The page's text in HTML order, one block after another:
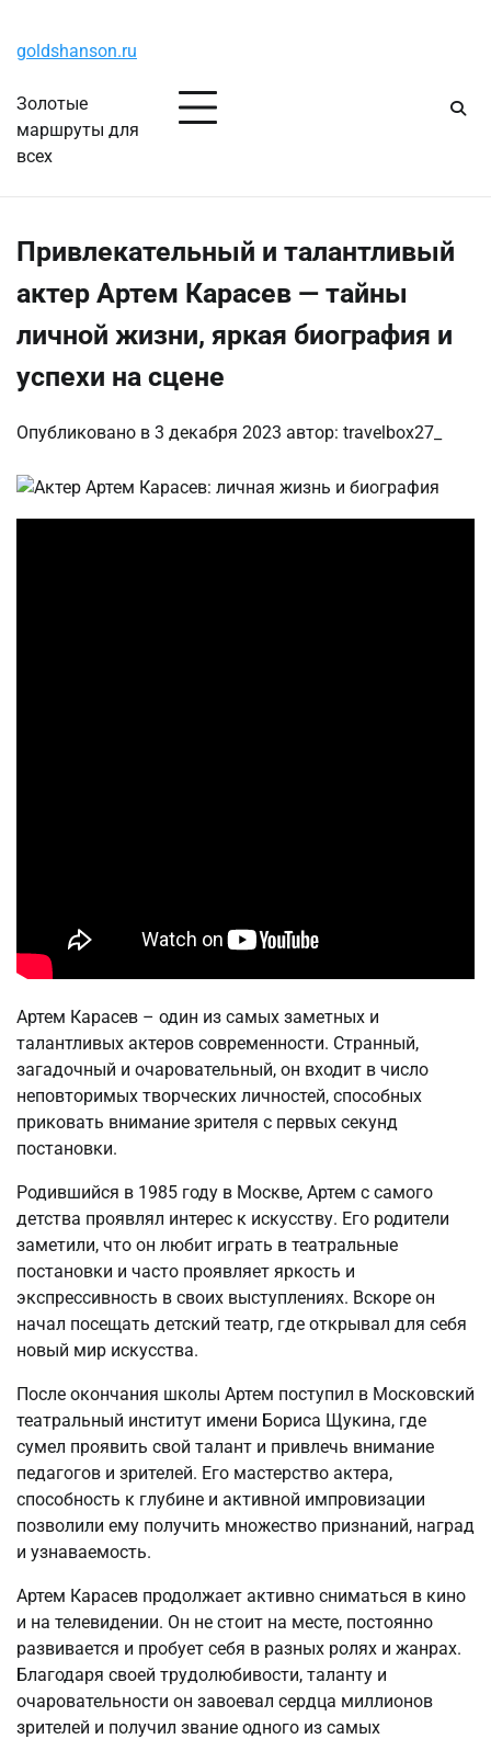
содержимому
goldshanson.ru
Золотые
маршруты для
всех
Привлекательный и талантливый
актер Артем Карасев — тайны
личной жизни, яркая биография и
успехи на сцене
Опубликовано в 3 декабря 2023 автор: travelbox27_
Артем Карасев – один из самых заметных и
талантливых актеров современности. Странный,
загадочный и очаровательный, он входит в число
неповторимых творческих личностей, способных
приковать внимание зрителя с первых секунд
постановки.
Родившийся в 1985 году в Москве, Артем с самого
детства проявлял интерес к искусству. Его родители
заметили, что он любит играть в театральные
постановки и часто проявляет яркость и
экспрессивность в своих выступлениях. Вскоре он
начал посещать детский театр, где открывал для себя
новый мир искусства.
После окончания школы Артем поступил в Московский
театральный институт имени Бориса Щукина, где
сумел проявить свой талант и привлечь внимание
педагогов и зрителей. Его мастерство актера,
способность к глубине и активной импровизации
позволили ему получить множество признаний, наград
и узнаваемость.
Артем Карасев продолжает активно сниматься в кино
и на телевидении. Он не стоит на месте, постоянно
развивается и пробует себя в разных ролях и жанрах.
Благодаря своей трудолюбивости, таланту и
очаровательности он завоевал сердца миллионов
зрителей и получил звание одного из самых